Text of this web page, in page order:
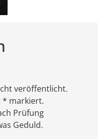
veröffentlicht.
* markiert.
Prüfung
Geduld.